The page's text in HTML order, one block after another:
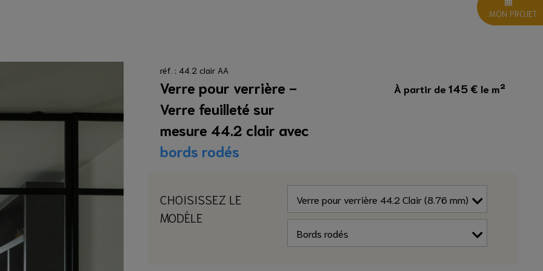
réf. : 44.2 clair AA
Verre pour verrière -
Verre feuilleté sur
mesure 44.2 clair avec
bords rodés
À partir de145 € le m²
CHOISISSEZ LE
MODÈLE
MON PROJET